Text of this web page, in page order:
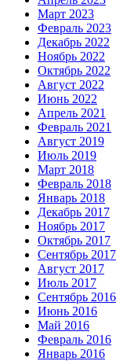
Март 2023
Февраль 2023
Декабрь 2022
Ноябрь 2022
Октябрь 2022
Август 2022
Июнь 2022
Апрель 2021
Февраль 2021
Август 2019
Июль 2019
Март 2018
Февраль 2018
Январь 2018
Декабрь 2017
Ноябрь 2017
Октябрь 2017
Сентябрь 2017
Август 2017
Июль 2017
Сентябрь 2016
Июнь 2016
Май 2016
Февраль 2016
Январь 2016